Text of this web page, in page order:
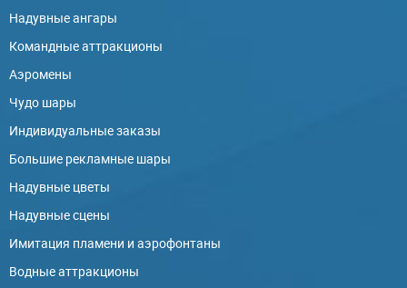
Надувные ангары
Командные аттракционы
Аэромены
Чудо шары
Индивидуальные заказы
Большие рекламные шары
Надувные цветы
Надувные сцены
Имитация пламени и аэрофонтаны
Водные аттракционы